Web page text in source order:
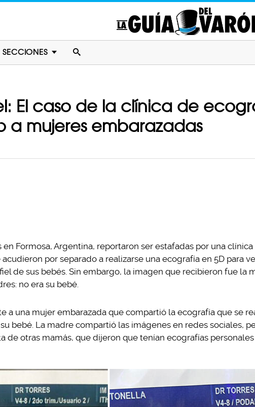
SECCIONES
El caso de la clínica de
a mujeres embarazadas
Formosa, Argentina, reportaron ser estafadas por una
por separado a realizarse una ecografía en 5D para
de sus bebés. Sin embargo, la imagen que recibieron fue la
no era su bebé.
a una mujer embarazada que compartió la ecografía que se
bebé. La madre compartió las imágenes en redes sociales,
de otras mamás, que dijeron que tenían ecografías